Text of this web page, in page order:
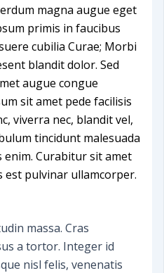
magna augue eget
primis in faucibus
cubilia Curae; Morbi
blandit dolor. Sed
augue congue
sit amet pede facilisis
viverra nec, blandit vel,
tincidunt malesuada
Curabitur sit amet
est pulvinar ullamcorper.
massa. Cras
a tortor. Integer id
nisl felis, venenatis